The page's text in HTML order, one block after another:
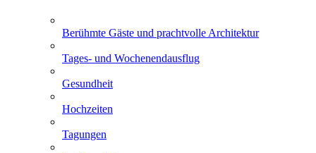
Berühmte Gäste und prachtvolle Architektur
Tages- und Wochenendausflug
Gesundheit
Hochzeiten
Tagungen